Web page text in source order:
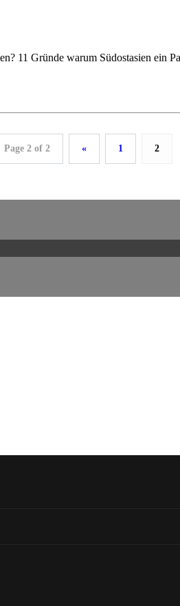
11 Gründe warum Südostasien ein
Page 2 of 2 « 1 2